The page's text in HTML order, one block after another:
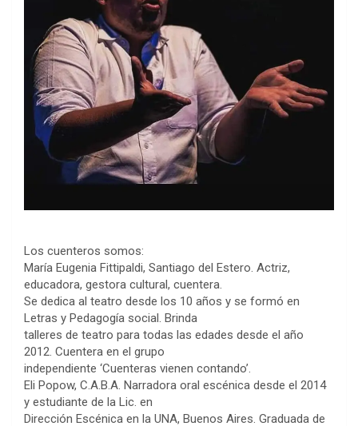
Los cuenteros somos:
María Eugenia Fittipaldi, Santiago del Estero. Actriz,
educadora, gestora cultural, cuentera.
Se dedica al teatro desde los 10 años y se formó en
Letras y Pedagogía social. Brinda
talleres de teatro para todas las edades desde el año
2012. Cuentera en el grupo
independiente ‘Cuenteras vienen contando’.
Eli Popow, C.A.B.A. Narradora oral escénica desde el 2014
y estudiante de la Lic. en
Dirección Escénica en la UNA, Buenos Aires. Graduada de